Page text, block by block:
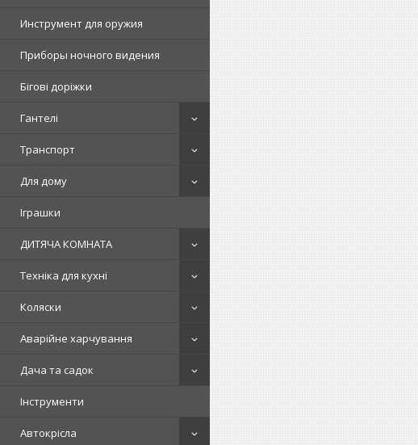
Инструмент для оружия
Приборы ночного видения
Бігові доріжки
Гантелі
Транспорт
Для дому
Іграшки
ДИТЯЧА КОМНАТА
Техніка для кухні
Коляски
Аварійне харчування
Дача та садок
Інструменти
Автокрісла